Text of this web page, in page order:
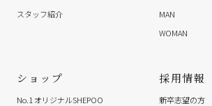
スタッフ紹介
MAN
WOMAN
ショップ
No.1 オリジナルSHEPOO
採用情報
新卒志望の方